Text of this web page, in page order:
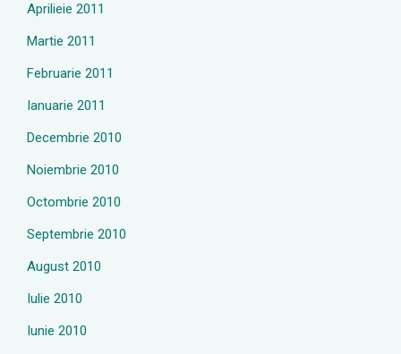
Aprilieie 2011
Martie 2011
Februarie 2011
Ianuarie 2011
Decembrie 2010
Noiembrie 2010
Octombrie 2010
Septembrie 2010
August 2010
Iulie 2010
Iunie 2010